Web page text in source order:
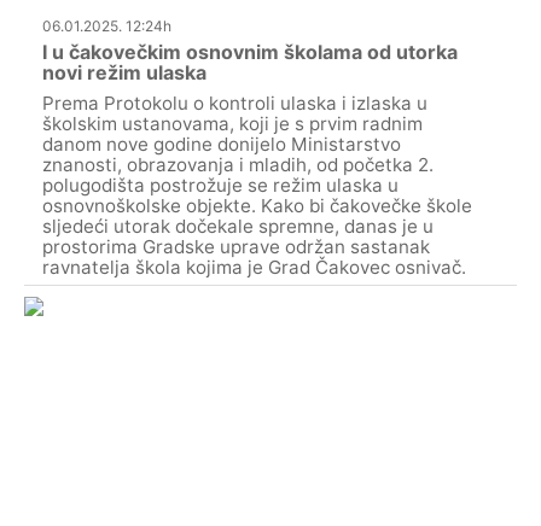
06.01.2025. 12:24h
I u čakovečkim osnovnim školama od utorka
novi režim ulaska
Prema Protokolu o kontroli ulaska i izlaska u
školskim ustanovama, koji je s prvim radnim
danom nove godine donijelo Ministarstvo
znanosti, obrazovanja i mladih, od početka 2.
polugodišta postrožuje se režim ulaska u
osnovnoškolske objekte. Kako bi čakovečke škole
sljedeći utorak dočekale spremne, danas je u
prostorima Gradske uprave održan sastanak
ravnatelja škola kojima je Grad Čakovec osnivač.